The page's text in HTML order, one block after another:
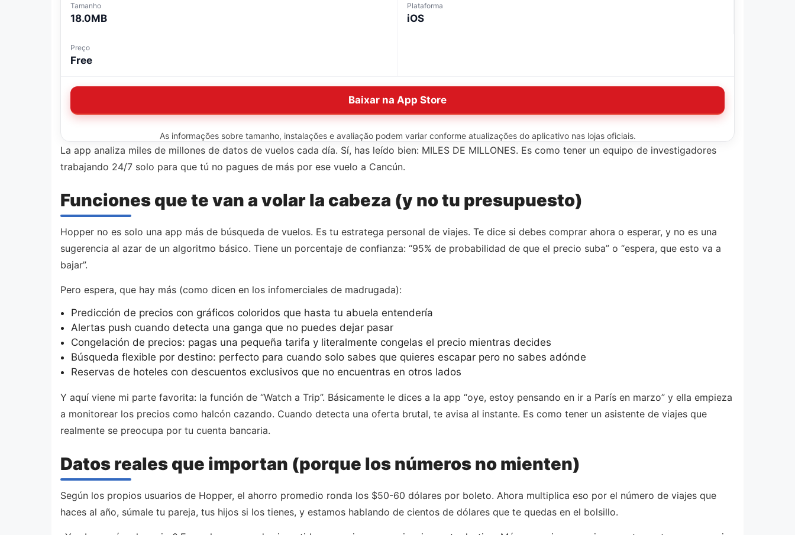
Tamanho
18.0MB
Plataforma
iOS
Preço
Free
Baixar na App Store
As informações sobre tamanho, instalações e avaliação podem variar conforme atualizações do aplicativo nas lojas oficiais.
La app analiza miles de millones de datos de vuelos cada día. Sí, has leído bien: MILES DE MILLONES. Es como tener un equipo de investigadores
trabajando 24/7 solo para que tú no pagues de más por ese vuelo a Cancún.
Funciones que te van a volar la cabeza (y no tu presupuesto)
Hopper no es solo una app más de búsqueda de vuelos. Es tu estratega personal de viajes. Te dice si debes comprar ahora o esperar, y no es una
sugerencia al azar de un algoritmo básico. Tiene un porcentaje de confianza: “95% de probabilidad de que el precio suba” o “espera, que esto va a
bajar”.
Pero espera, que hay más (como dicen en los infomerciales de madrugada):
Predicción de precios con gráficos coloridos que hasta tu abuela entendería
Alertas push cuando detecta una ganga que no puedes dejar pasar
Congelación de precios: pagas una pequeña tarifa y literalmente congelas el precio mientras decides
Búsqueda flexible por destino: perfecto para cuando solo sabes que quieres escapar pero no sabes adónde
Reservas de hoteles con descuentos exclusivos que no encuentras en otros lados
Y aquí viene mi parte favorita: la función de “Watch a Trip”. Básicamente le dices a la app “oye, estoy pensando en ir a París en marzo” y ella empieza
a monitorear los precios como halcón cazando. Cuando detecta una oferta brutal, te avisa al instante. Es como tener un asistente de viajes que
realmente se preocupa por tu cuenta bancaria.
Datos reales que importan (porque los números no mienten)
Según los propios usuarios de Hopper, el ahorro promedio ronda los $50-60 dólares por boleto. Ahora multiplica eso por el número de viajes que
haces al año, súmale tu pareja, tus hijos si los tienes, y estamos hablando de cientos de dólares que te quedas en el bolsillo.